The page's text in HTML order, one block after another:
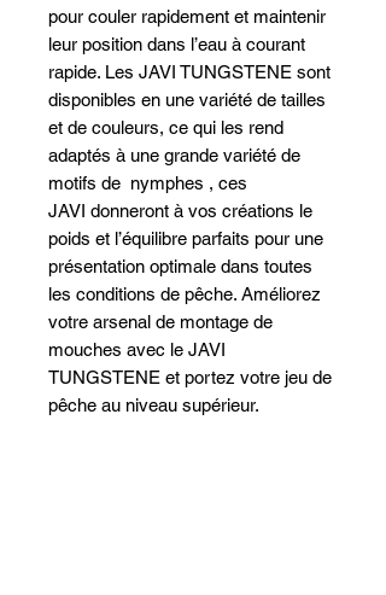
pour couler rapidement et maintenir
leur position dans l’eau à courant
rapide. Les JAVI TUNGSTENE sont
disponibles en une variété de tailles
et de couleurs, ce qui les rend
adaptés à une grande variété de
motifs de nymphes , ces
JAVI donneront à vos créations le
poids et l’équilibre parfaits pour une
présentation optimale dans toutes
les conditions de pêche. Améliorez
votre arsenal de montage de
mouches avec le JAVI
TUNGSTENE et portez votre jeu de
pêche au niveau supérieur.